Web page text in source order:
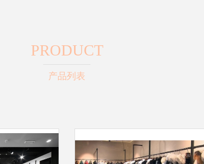
PRODUCT
产品列表